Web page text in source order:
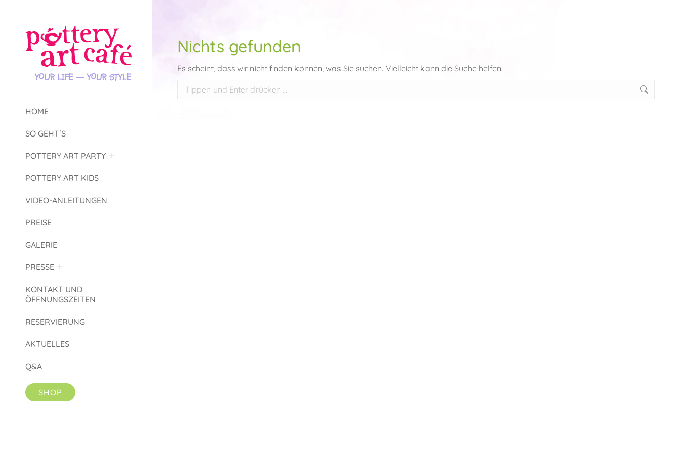
HOME
SO GEHT´S
POTTERY ART PARTY
POTTERY ART KIDS
VIDEO-ANLEITUNGEN
PREISE
GALERIE
PRESSE
KONTAKT UND
ÖFFNUNGSZEITEN
RESERVIERUNG
AKTUELLES
Q&A
SHOP
Nichts gefunden
Es scheint, dass wir nicht finden können, was Sie suchen. Vielleicht kann die Suche helfen.
Search: